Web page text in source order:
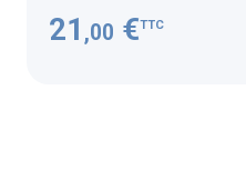
21 ,00 €TTC